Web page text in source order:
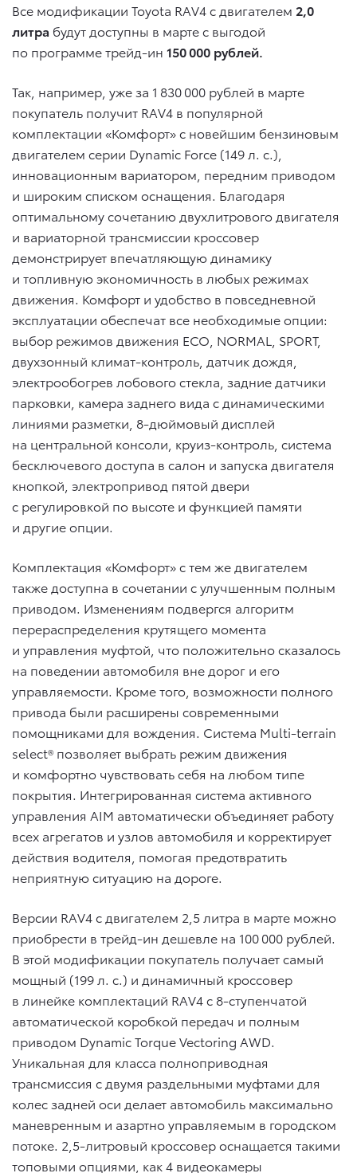
Все модификации Toyota RAV4 с двигателем 2,0
литра будут доступны в марте с выгодой
по программе трейд-ин 150 000 рублей.
Так, например, уже за 1 830 000 рублей в марте
покупатель получит RAV4 в популярной
комплектации «Комфорт» с новейшим бензиновым
двигателем серии Dynamic Force (149 л. с.),
инновационным вариатором, передним приводом
и широким списком оснащения. Благодаря
оптимальному сочетанию двухлитрового двигателя
и вариаторной трансмиссии кроссовер
демонстрирует впечатляющую динамику
и топливную экономичность в любых режимах
движения. Комфорт и удобство в повседневной
эксплуатации обеспечат все необходимые опции:
выбор режимов движения ECO, NORMAL, SPORT,
двухзонный климат-контроль, датчик дождя,
электрообогрев лобового стекла, задние датчики
парковки, камера заднего вида с динамическими
линиями разметки, 8-дюймовый дисплей
на центральной консоли, круиз-контроль, система
бесключевого доступа в салон и запуска двигателя
кнопкой, электропривод пятой двери
с регулировкой по высоте и функцией памяти
и другие опции.
Комплектация «Комфорт» с тем же двигателем
также доступна в сочетании с улучшенным полным
приводом. Изменениям подвергся алгоритм
перераспределения крутящего момента
и управления муфтой, что положительно сказалось
на поведении автомобиля вне дорог и его
управляемости. Кроме того, возможности полного
привода были расширены современными
помощниками для вождения. Система Multi-terrain
select® позволяет выбрать режим движения
и комфортно чувствовать себя на любом типе
покрытия. Интегрированная система активного
управления AIM автоматически объединяет работу
всех агрегатов и узлов автомобиля и корректирует
действия водителя, помогая предотвратить
неприятную ситуацию на дороге.
Версии RAV4 с двигателем 2,5 литра в марте можно
приобрести в трейд-ин дешевле на 100 000 рублей.
В этой модификации покупатель получает самый
мощный (199 л. с.) и динамичный кроссовер
в линейке комплектаций RAV4 с 8-ступенчатой
автоматической коробкой передач и полным
приводом Dynamic Torque Vectoring AWD.
Уникальная для класса полноприводная
трансмиссия с двумя раздельными муфтами для
колес задней оси делает автомобиль максимально
маневренным и азартно управляемым в городском
потоке. 2,5-литровый кроссовер оснащается такими
топовыми опциями, как 4 видеокамеры